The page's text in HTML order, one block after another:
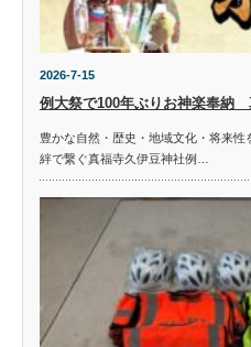
2026-7-15
例大祭で100年ぶりお神楽奉納
豊かな自然・歴史・地域文化・将来
絆で繋ぐ真福寺久伊豆神社例…